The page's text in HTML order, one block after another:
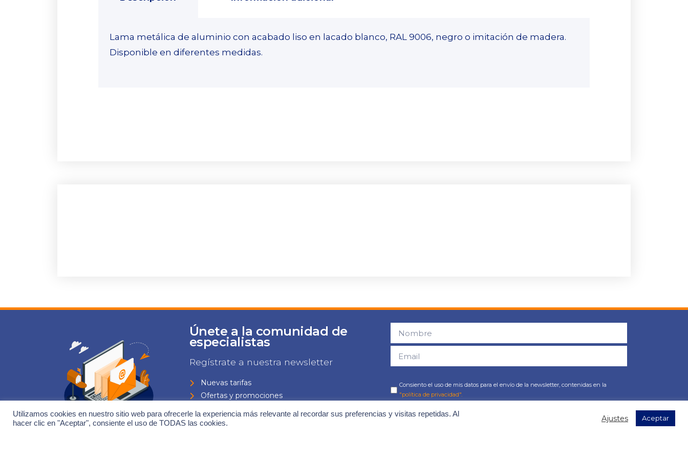
Lama metálica de aluminio con acabado liso en lacado blanco, RAL 9006, negro o imitación de madera.
Disponible en diferentes medidas.
Únete a la comunidad de
especialistas
Regístrate a nuestra newsletter
Nuevas tarifas
Ofertas y promociones
Todas las novedades
Consiento el uso de mis datos para el envío de la newsletter, contenidas en la
"política de privacidad".
Utilizamos cookies en nuestro sitio web para ofrecerle la experiencia más relevante al recordar sus preferencias y visitas repetidas. Al
hacer clic en "Aceptar", consiente el uso de TODAS las cookies.
Ajustes Aceptar